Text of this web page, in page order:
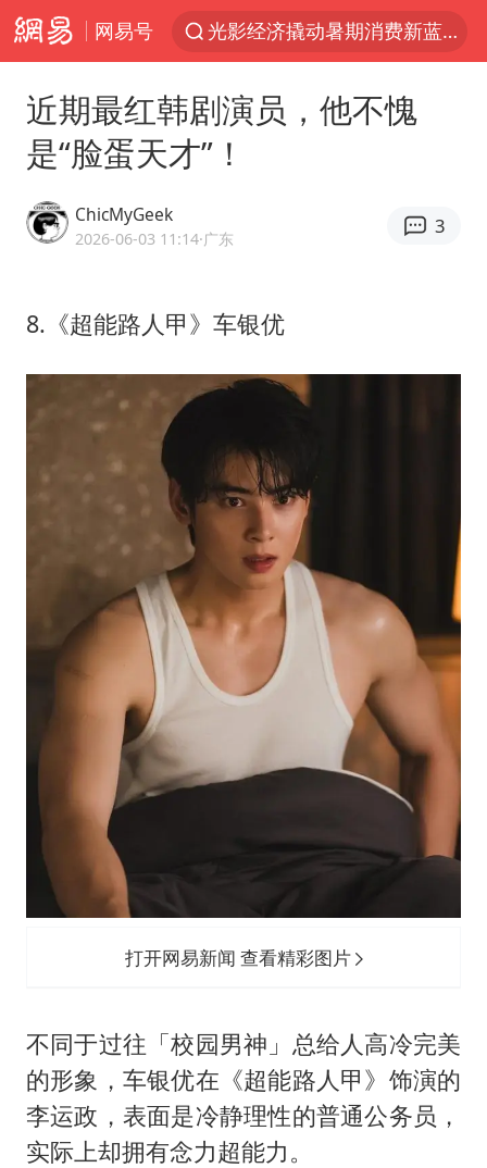
网易号
光影经济撬动暑期消费新蓝海
浙江上海等地有大雨或暴雨
《欢迎来龙餐馆》口碑
情侣在平潭拍日出时坠崖致一死一伤
杭州全市有序停课
直击东北超：哈尔滨vs通辽
浙江台州《告全体市民书》
酒店回应车内过夜被收150元
白海豚将正面袭击贯穿浙江
乐享全民健身 共筑健康中国
近期最红韩剧演员，他不愧
是“脸蛋天才”！
ChicMyGeek
2026-06-03 11:14·广东
3
8.《超能路人甲》车银优
打开网易新闻 查看精彩图片
不同于过往「校园男神」总给人高冷完美
的形象，车银优在《超能路人甲》饰演的
李运政，表面是冷静理性的普通公务员，
实际上却拥有念力超能力。